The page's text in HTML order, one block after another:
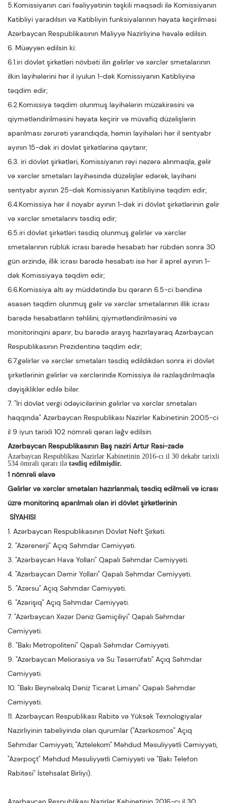
5.Komissiyanın cari fəaliyyətinin təşkili məqsədi ilə Komissiyanın
Katibliyi yaradılsın və Katibliyin funksiyalarının həyata keçirilməsi
Azərbaycan Respublikasının Maliyyə Nazirliyinə həvalə edilsin.
6. Müəyyən edilsin ki:
6.1.iri dövlət şirkətləri növbəti ilin gəlirlər və xərclər smetalarının
ilkin layihələrini hər il iyulun 1-dək Komissiyanın Katibliyinə
təqdim edir;
6.2.Komissiya təqdim olunmuş layihələrin müzakirəsini və
qiymətləndirilməsini həyata keçirir və müvafiq düzəlişlərin
aparılması zərurəti yarandıqda, həmin layihələri hər il sentyabr
ayının 15-dək iri dövlət şirkətlərinə qaytarır;
6.3. iri dövlət şirkətləri, Komissiyanın rəyi nəzərə alınmaqla, gəlir
və xərclər smetaları layihəsində düzəlişlər edərək, layihəni
sentyabr ayının 25-dək Komissiyanın Katibliyinə təqdim edir;
6.4.Komissiya hər il noyabr ayının 1-dək iri dövlət şirkətlərinin gəlir
və xərclər smetalarını təsdiq edir;
6.5.iri dövlət şirkətləri təsdiq olunmuş gəlirlər və xərclər
smetalarının rüblük icrası barədə hesabatı hər rübdən sonra 30
gün ərzində, illik icrası barədə hesabatı isə hər il aprel ayının 1-
dək Komissiyaya təqdim edir;
6.6.Komissiya altı ay müddətində bu qərarın 6.5-ci bəndinə
əsasən təqdim olunmuş gəlir və xərclər smetalarının illik icrası
barədə hesabatların təhlilini, qiymətləndirilməsini və
monitorinqini aparır, bu barədə arayış hazırlayaraq Azərbaycan
Respublikasının Prezidentinə təqdim edir;
6.7.gəlirlər və xərclər smetaları təsdiq edildikdən sonra iri dövlət
şirkətlərinin gəlirlər və xərclərində Komissiya ilə razılaşdırılmaqla
dəyişikliklər edilə bilər.
7. "İri dövlət vergi ödəyicilərinin gəlirlər və xərclər smetaları
haqqında" Azərbaycan Respublikası Nazirlər Kabinetinin 2005-ci
il 9 iyun tarixli 102 nömrəli qərarı ləğv edilsin.
Azərbaycan Respublikasının Baş naziri Artur Rasi-zadə
Azərbaycan Respublikası Nazirlər Kabinetinin 2016-cı il 30 dekabr tarixli
534 ömrəli qərarı ilə təsdiq edilmişdir.
1 nömrəli əlavə
Gəlirlər və xərclər smetaları hazırlanmalı, təsdiq edilməli və icrası
üzrə monitorinq aparılmalı olan iri dövlət şirkətlərinin
SİYAHISI
1. Azərbaycan Respublikasının Dövlət Neft Şirkəti.
2. "Azərenerji" Açıq Səhmdar Cəmiyyəti.
3. "Azərbaycan Hava Yolları" Qapalı Səhmdar Cəmiyyəti.
4. "Azərbaycan Dəmir Yolları" Qapalı Səhmdar Cəmiyyəti.
5. "Azərsu" Açıq Səhmdar Cəmiyyəti.
6. "Azərişıq" Açıq Səhmdar Cəmiyyəti.
7. "Azərbaycan Xəzər Dəniz Gəmiçiliyi" Qapalı Səhmdar
Cəmiyyəti.
8. "Bakı Metropoliteni" Qapalı Səhmdar Cəmiyyəti.
9. "Azərbaycan Meliorasiya və Su Təsərrüfatı" Açıq Səhmdar
Cəmiyyəti.
10. "Bakı Beynəlxalq Dəniz Ticarət Limanı" Qapalı Səhmdar
Cəmiyyəti.
11. Azərbaycan Respublikası Rabitə və Yüksək Texnologiyalar
Nazirliyinin tabeliyində olan qurumlar ("Azərkosmos" Açıq
Səhmdar Cəmiyyəti, "Aztelekom" Məhdud Məsuliyyətli Cəmiyyəti,
"Azərpoçt" Məhdud Məsuliyyətli Cəmiyyəti və "Bakı Telefon
Rabitəsi" İstehsalat Birliyi).